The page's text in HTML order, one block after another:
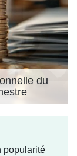
du
popularité